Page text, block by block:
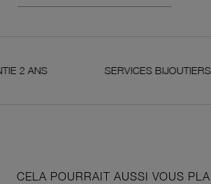
SERVICES BIJOUTIERS ET
CELA POURRAIT AUSSI VOUS